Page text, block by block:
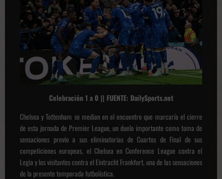
Celebración 1 a 0 || FUENTE: DailySports.net
Chelsea y Tottenham se median en el encuentro que marcaría el cierre
de esta jornada de Premier League, un duelo importante como toma de
sensaciones previo a sus eliminatorias de Cuartos de Final de sus
competiciones europeas, el Chelsea en Conference League contra el
Legia y los visitantes contra el Eintracht Frankfurt, una de las sensaciones
de la presente temporada futbolística.